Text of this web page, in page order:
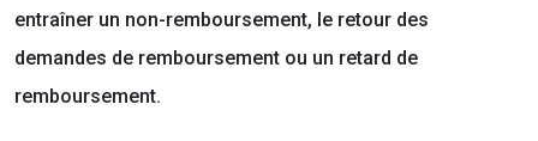
entraîner un non-remboursement, le retour des
demandes de remboursement ou un retard de
remboursement.